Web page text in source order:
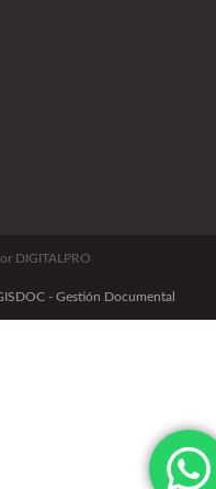
DIGITALPRO
- Gestión Documental